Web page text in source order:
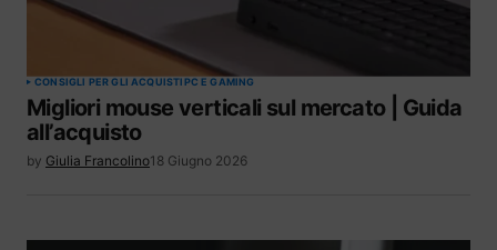
CONSIGLI PER GLI ACQUISTIPC E GAMING
Migliori mouse verticali sul mercato | Guida
all’acquisto
by Giulia Francolino18 Giugno 2026